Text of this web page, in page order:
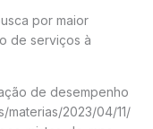
por maior
de serviços à
de desempenho